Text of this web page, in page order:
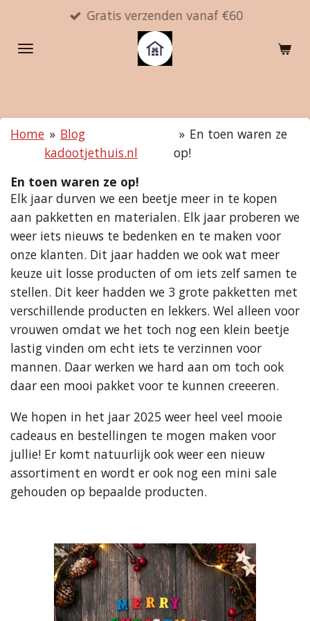
naar
Gratis verzenden vanaf €60
Home » Blog
kadootjethuis.nl
» En toen waren ze
op!
En toen waren ze op!
Elk jaar durven we een beetje meer in te kopen
aan pakketten en materialen. Elk jaar proberen we
weer iets nieuws te bedenken en te maken voor
onze klanten. Dit jaar hadden we ook wat meer
keuze uit losse producten of om iets zelf samen te
stellen. Dit keer hadden we 3 grote pakketten met
verschillende producten en lekkers. Wel alleen voor
vrouwen omdat we het toch nog een klein beetje
lastig vinden om echt iets te verzinnen voor
mannen. Daar werken we hard aan om toch ook
daar een mooi pakket voor te kunnen creeeren.
We hopen in het jaar 2025 weer heel veel mooie
cadeaus en bestellingen te mogen maken voor
jullie! Er komt natuurlijk ook weer een nieuw
assortiment en wordt er ook nog een mini sale
gehouden op bepaalde producten.